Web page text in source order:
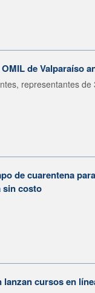
de Valparaíso
representantes de
de cuarentena
sin costo
lanzan cursos en